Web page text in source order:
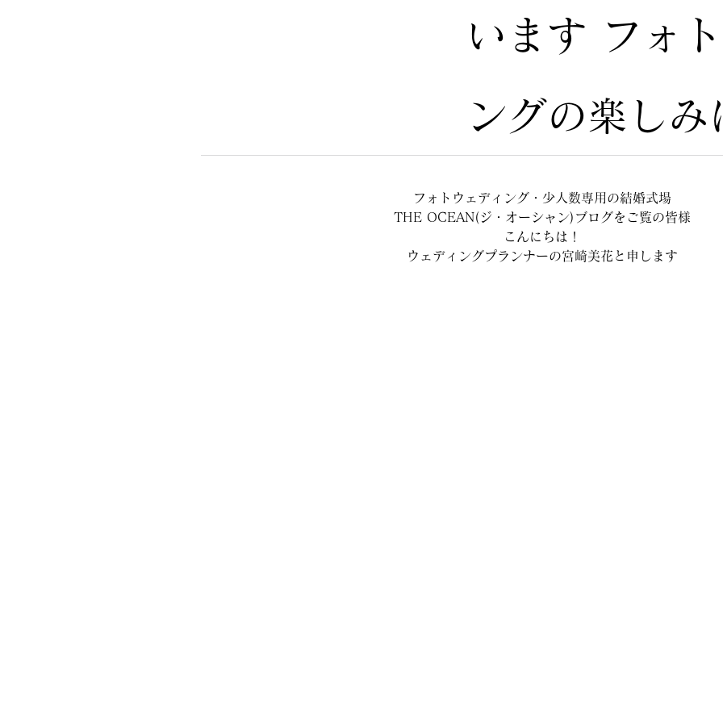
います フォ
ングの楽し
フォトウェディング・少人数専用の結婚式場
THE OCEAN(ジ・オーシャン)ブログをご覧の皆様
こんにちは！
ウェディングプランナーの宮崎美花と申します